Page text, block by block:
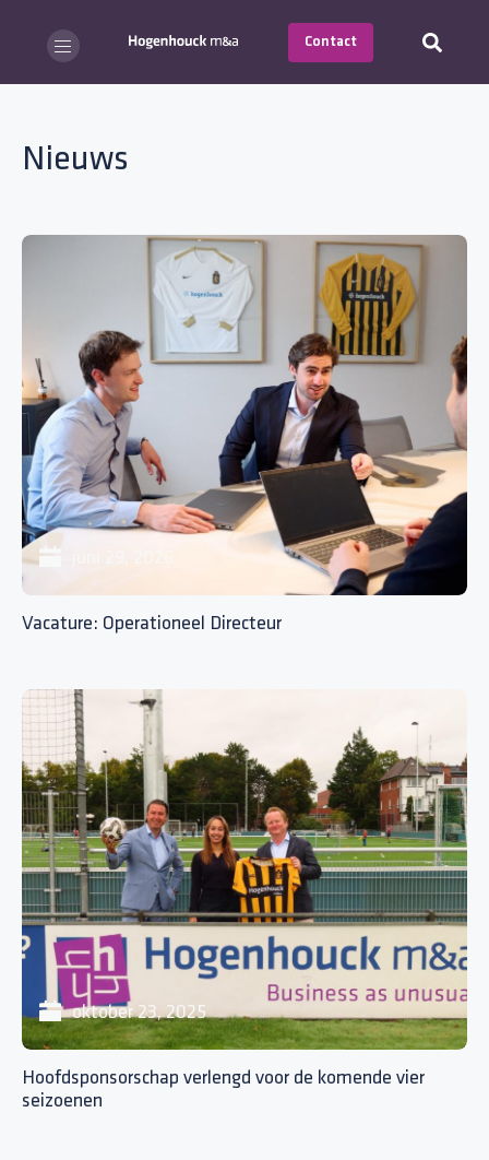
Contact
Nieuws
Vacature: Operationeel Directeur
oktober 23, 2025
Hoofdsponsorschap verlengd voor de komende vier
seizoenen